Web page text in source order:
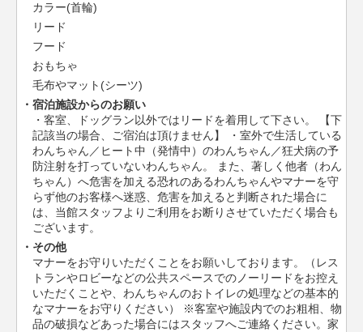
カラー(首輪)
リード
フード
おもちゃ
毛布やマット(シーツ)
宿泊施設からのお願い
・客室、ドッグラン以外ではリードを着用して下さい。 【下
記該当の場合、ご宿泊は頂けません】 ・室外で生活している
わんちゃん／ヒート中（発情中）のわんちゃん／狂犬病の予
防注射を打っていないわんちゃん。 また、著しく他者（わん
ちゃん）へ危害を加える恐れのあるわんちゃんやマナーを守
らず他のお客様へ迷惑、危害を加えると判断された場合に
は、当館スタッフよりご利用をお断りさせていただく場合も
ございます。
その他
マナーをお守りいただくことをお願いしております。（レス
トランやロビーなどの公共スペースでのノーリードをお控え
いただくことや、わんちゃんのおトイレの処理などの基本的
なマナーをお守りください） ※客室や施設内でのお粗相、物
品の破損などあった場合にはスタッフへご連絡ください。家